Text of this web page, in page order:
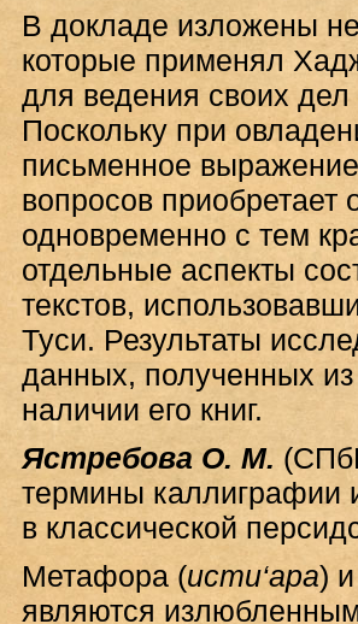
В докладе изложены
которые применял
для ведения своих дел
Поскольку при
письменное
вопросов приобретает
одновременно с тем
отдельные аспекты
текстов,
Туси. Результаты
данных, полученных
наличии его книг.
Ястребова О. М.
термины каллиграфии
в классической
Метафора (исти‘ара)
являются